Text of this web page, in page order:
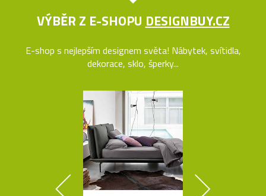
VÝBĚR Z E-SHOPU DESIGNBUY.CZ
E-shop s nejlepším designem světa! Nábytek, svítidla,
dekorace, sklo, šperky...